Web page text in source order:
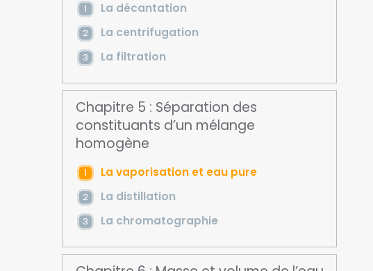
La décantation
La centrifugation
La filtration
Chapitre 5 : Séparation des
constituants d’un mélange
homogène
La vaporisation et eau pure
La distillation
La chromatographie